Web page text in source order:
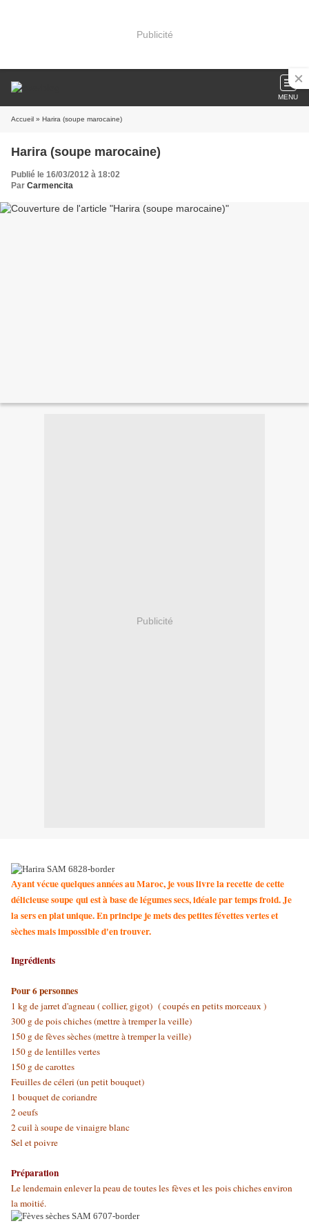
Publicité
MENU
Accueil » Harira (soupe marocaine)
Harira (soupe marocaine)
Publié le 16/03/2012 à 18:02
Par Carmencita
Publicité
Ayant vécue quelques années au Maroc, je vous livre la recette de cette
délicieuse soupe qui est à base de légumes secs, idéale par temps froid. Je
la sers en plat unique. En principe je mets des petites févettes vertes et
sèches mais impossible d'en trouver.
Ingrédients
Pour 6 personnes
1 kg de jarret d'agneau ( collier, gigot) ( coupés en petits morceaux )
300 g de pois chiches (mettre à tremper la veille)
150 g de fèves sèches (mettre à tremper la veille)
150 g de lentilles vertes
150 g de carottes
Feuilles de céleri (un petit bouquet)
1 bouquet de coriandre
2 oeufs
2 cuil à soupe de vinaigre blanc
Sel et poivre
Préparation
Le lendemain enlever la peau de toutes les fèves et les pois chiches environ
la moitié.